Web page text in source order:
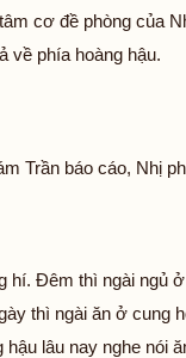
cơ đề phòng của
về phía hoàng hậu.
Trần báo cáo, Nhị
hí. Đêm thì ngài ngủ ở
thì ngài ăn ở cung
hậu lâu nay nghe nói